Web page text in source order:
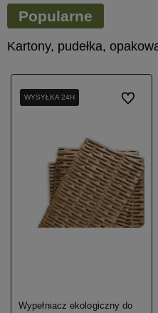
Popularne
Kartony, pudełka,
WYSYŁKA 24H
WYSYŁKA 24H
Wypełniacz ekologiczny do
Do